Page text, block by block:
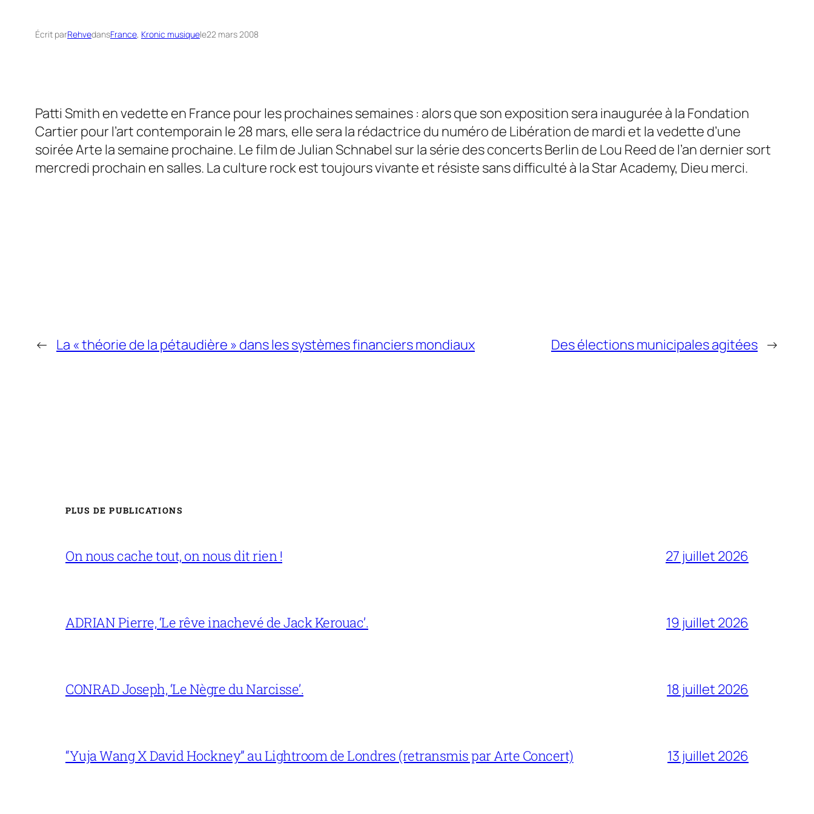
Écrit parRehvedansFrance, Kronic musiquele22 mars 2008
Patti Smith en vedette en France pour les prochaines semaines : alors que son exposition sera inaugurée à la Fondation
Cartier pour l’art contemporain le 28 mars, elle sera la rédactrice du numéro de Libération de mardi et la vedette d’une
soiréeArte la semaine prochaine. Le film de Julian Schnabel sur la série des concertsBerlin de Lou Reed de l’an dernier sort
mercredi prochain en salles. La culture rock est toujours vivante et résiste sans difficulté à laStar Academy, Dieu merci.
← La « théorie de la pétaudière » dans les systèmes financiers mondiaux Des élections municipales agitées →
PLUS DE PUBLICATIONS
On nous cache tout, on nous dit rien ! 27 juillet 2026
ADRIAN Pierre, ‘Le rêve inachevé de Jack Kerouac’. 19 juillet 2026
CONRAD Joseph, ‘Le Nègre du Narcisse’. 18 juillet 2026
“Yuja Wang X David Hockney” au Lightroom de Londres (retransmis par Arte Concert) 13 juillet 2026